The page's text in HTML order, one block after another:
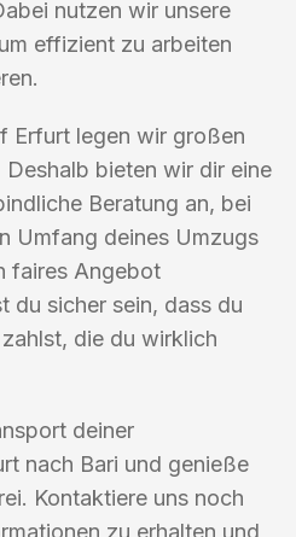
nutzen wir unsere
effizient zu arbeiten
Erfurt legen wir großen
bieten wir dir eine
Beratung an, bei
Umfang deines Umzugs
faires Angebot
du sicher sein, dass du
die du wirklich
deiner
nach Bari und genieße
Kontaktiere uns noch
zu erhalten und